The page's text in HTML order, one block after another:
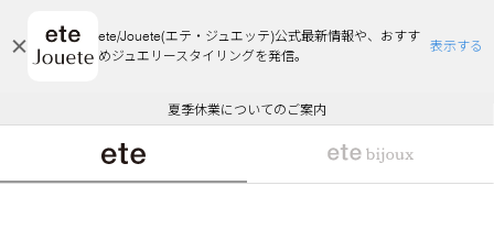
ete/Jouete(エテ・ジュエッテ)公式最新情報や、おすす
めジュエリースタイリングを発信。
表示する
エコラッピング及びエコポイント付与のご案内
ご注文いただいたお品物のお届け状況について
夏季休業についてのご案内
WEB Limited Items >>
採用のご案内
悪質な偽サイトにご注意ください
エコラッピング及びエコポイント付与のご案内
ご注文いただいたお品物のお届け状況について